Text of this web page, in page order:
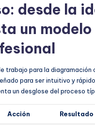
desde la
un modelo
trabajo para la diagramación
para ser intuitivo y
un desglose del proceso
Acción Resultado